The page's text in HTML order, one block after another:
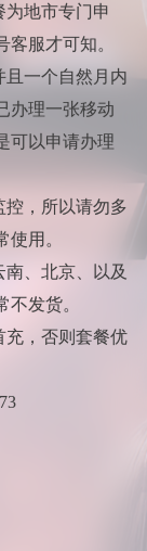
为地市专门申
服才可知。
且一个自然月内
办理一张移动
可以申请办理
控，所以请勿多
用。
、北京、以及
发货。
充，否则套餐优